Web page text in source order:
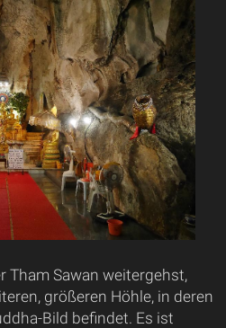
Tham Sawan weitergehst,
größeren Höhle, in deren
Bild befindet. Es ist